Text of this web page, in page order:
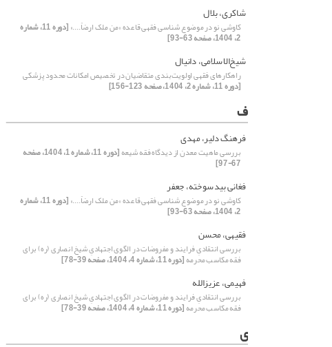
شاکری، بلال
کاوشی نو در موضوع شناسی فقهی قاعده «من ملک ارضاً....» [دوره 11، شماره
2، 1404، صفحه 63-93]
شیخ‌الاسلامی، دانیال
راهکارهای فقهی اولویت‌بندی متقاضیان در تخصیص امکانات محدود پزشکی
[دوره 11، شماره 2، 1404، صفحه 123-156]
ف
فرهنگ دلیر، مهدی
بررسی ماهیت معدن از دیدگاه فقه شیعه [دوره 11، شماره 1، 1404، صفحه
67-97]
فغانی بیدسوخته، جعفر
کاوشی نو در موضوع شناسی فقهی قاعده «من ملک ارضاً....» [دوره 11، شماره
2، 1404، صفحه 63-93]
فقیهی، محسن
بررسی انتقادیِ فرایند و مفروضات در الگوی اجتهادیِ شیخ انصاری (ره) برای
فقه مکاسب محرمه[دوره 11، شماره 4، 1404، صفحه 39-78]
فهیمی، عزیزالله
بررسی انتقادیِ فرایند و مفروضات در الگوی اجتهادیِ شیخ انصاری (ره) برای
فقه مکاسب محرمه[دوره 11، شماره 4، 1404، صفحه 39-78]
ی